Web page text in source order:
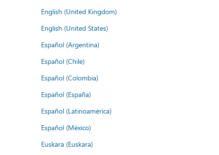
English (United Kingdom)
English (United States)
Español (Argentina)
Español (Chile)
Español (Colombia)
Español (España)
Español (Latinoamérica)
Español (México)
Euskara (Euskara)